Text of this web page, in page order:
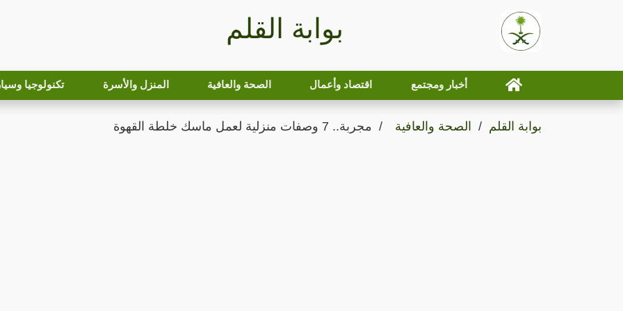
بوابة القلم
أخبار ومجتمع اقتصاد وأعمال الصحة والعافية المنزل والأسرة تكنولوجيا
بوابة القلم الصحة والعافية مجربة.. 7 وصفات منزلية لعمل ماسك خلطة القهوة